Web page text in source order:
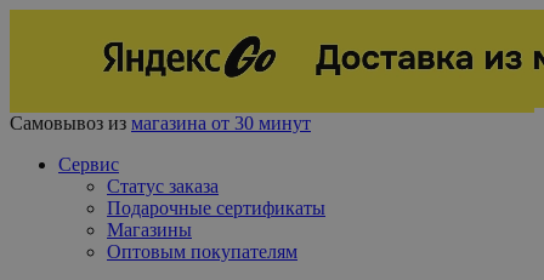
Самовывоз из магазина от 30 минут
Сервис
Статус заказа
Подарочные сертификаты
Магазины
Оптовым покупателям